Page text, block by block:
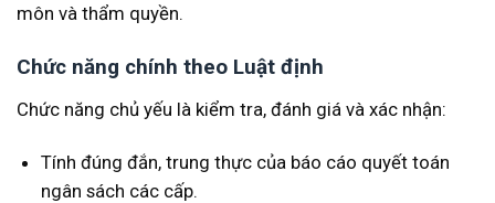
môn và thẩm quyền.
Chức năng chính theo Luật định
Chức năng chủ yếu là kiểm tra, đánh giá và xác nhận:
Tính đúng đắn, trung thực của báo cáo quyết toán
ngân sách các cấp.